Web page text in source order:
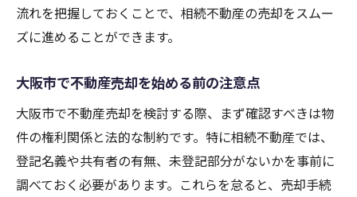
関西不動産買取利用時の注意点と流れ
複数相続人での合意形成の進め方
合意形成における不動産売却のポイント
相続不動産売却の協議を円滑に進めるコツ
大阪市で複数人相続時の売却対策
不動産売却サポート関西の活用事例
流れを把握しておくことで、相続不動産の売却をスムー
ズに進めることができます。
大阪市で不動産売却を始める前の注意点
大阪市で不動産売却を検討する際、まず確認すべきは物
件の権利関係と法的な制約です。特に相続不動産では、
登記名義や共有者の有無、未登記部分がないかを事前に
調べておく必要があります。これらを怠ると、売却手続